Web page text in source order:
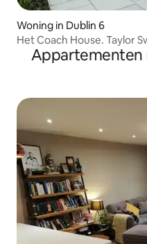
Woning in Dublin 6
Het Coach House. Taylor
Appartementen